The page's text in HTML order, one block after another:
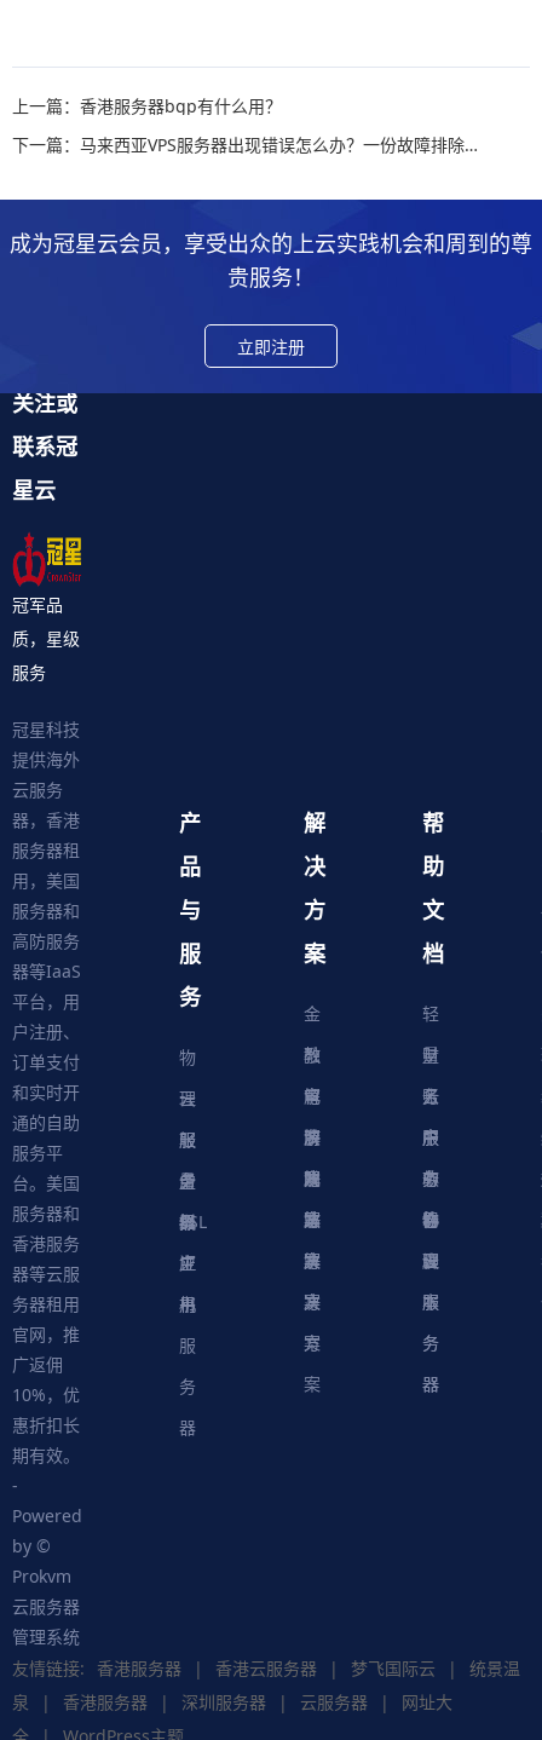
上一篇：香港服务器bgp有什么用？
下一篇：马来西亚VPS服务器出现错误怎么办？一份故障排除指南
成为冠星云会员，享受出众的上云实践机会和周到的尊
贵服务！
立即注册
关注或
联系冠
星云
冠军品
质，星级
服务
冠星科技
提供海外
云服务
器，香港
服务器租
用，美国
服务器和
高防服务
器等IaaS
平台，用
户注册、
订单支付
和实时开
通的自助
服务平
台。美国
服务器和
香港服务
器等云服
务器租用
官网，推
广返佣
10%，优
惠折扣长
期有效。
-
Powered
by ©
Prokvm
云服务器
管理系统
产
品
与
服
务
物
理
服
务
器
云
服
务
器
轻
量
级
应
用
服
务
器
虚
拟
主
机
SSL
证
书
解
决
方
案
金
融
解
决
方
案
教
育
解
决
方
案
电
商
解
决
方
案
游
戏
解
决
方
案
网
站
解
决
方
案
帮
助
文
档
轻
量
云
服
务
器
财
务
中
心
账
户
中
心
服
务
协
议
软
件
脚
本
物
理
服
务
器
云
服
务
器
友情链接: 香港服务器 | 香港云服务器 | 梦飞国际云 |
统景温
泉
| 香港服务器 | 深圳服务器 | 云服务器 |
网址大